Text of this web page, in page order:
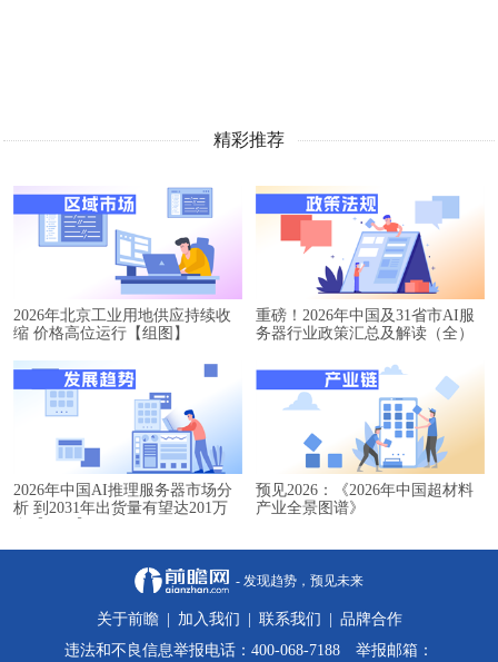
精彩推荐
2026年北京工业用地供应持续收
缩 价格高位运行【组图】
重磅！2026年中国及31省市AI服
务器行业政策汇总及解读（全）
2026年中国AI推理服务器市场分
析 到2031年出货量有望达201万
预见2026：《2026年中国超材料
产业全景图谱》
- 发现趋势，预见未来
关于前瞻 | 加入我们 | 联系我们 | 品牌合作
违法和不良信息举报电话：400-068-7188 举报邮箱：